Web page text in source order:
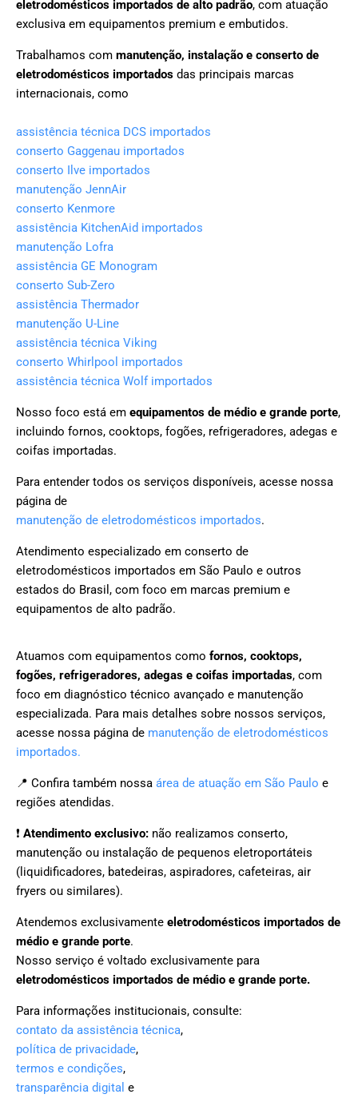
eletrodomésticos importados de alto padrão, com atuação
exclusiva em equipamentos premium e embutidos.
Trabalhamos com manutenção, instalação e conserto de
eletrodomésticos importados das principais marcas
internacionais, como
assistência técnica DCS importados
conserto Gaggenau importados
conserto Ilve importados
manutenção JennAir
conserto Kenmore
assistência KitchenAid importados
manutenção Lofra
assistência GE Monogram
conserto Sub-Zero
assistência Thermador
manutenção U-Line
assistência técnica Viking
conserto Whirlpool importados
assistência técnica Wolf importados
Nosso foco está em equipamentos de médio e grande porte,
incluindo fornos, cooktops, fogões, refrigeradores, adegas e
coifas importadas.
Para entender todos os serviços disponíveis, acesse nossa
página de
manutenção de eletrodomésticos importados.
Atendimento especializado em conserto de
eletrodomésticos importados em São Paulo e outros
estados do Brasil, com foco em marcas premium e
equipamentos de alto padrão.
Atuamos com equipamentos como fornos, cooktops,
fogões, refrigeradores, adegas e coifas importadas, com
foco em diagnóstico técnico avançado e manutenção
especializada. Para mais detalhes sobre nossos serviços,
acesse nossa página de manutenção de eletrodomésticos
importados.
📍 Confira também nossa área de atuação em São Paulo e
regiões atendidas.
❗ Atendimento exclusivo: não realizamos conserto,
manutenção ou instalação de pequenos eletroportáteis
(liquidificadores, batedeiras, aspiradores, cafeteiras, air
fryers ou similares).
Atendemos exclusivamente eletrodomésticos importados de
médio e grande porte.
Nosso serviço é voltado exclusivamente para
eletrodomésticos importados de médio e grande porte.
Para informações institucionais, consulte:
contato da assistência técnica,
política de privacidade,
termos e condições,
transparência digital e